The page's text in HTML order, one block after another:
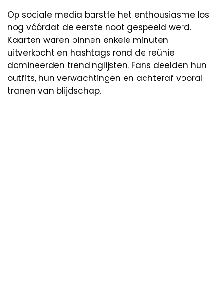
Op sociale media barstte het enthousiasme los
nog vóórdat de eerste noot gespeeld werd.
Kaarten waren binnen enkele minuten
uitverkocht en hashtags rond de reünie
domineerden trendinglijsten. Fans deelden hun
outfits, hun verwachtingen en achteraf vooral
tranen van blijdschap.